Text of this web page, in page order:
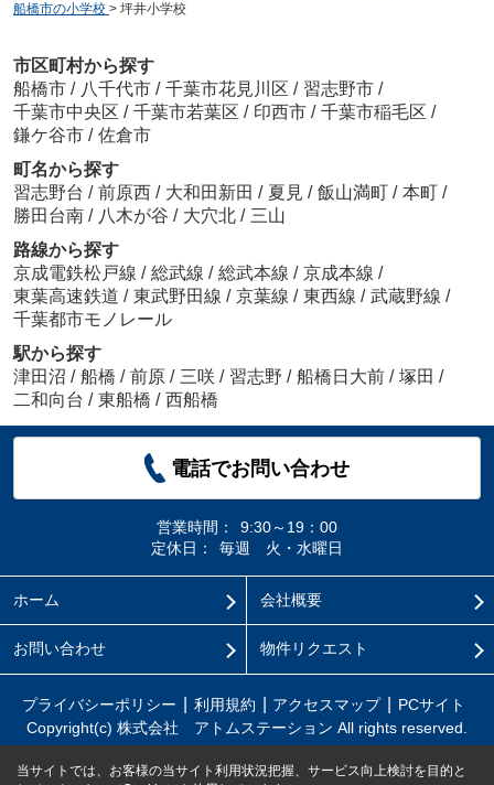
船橋市の小学校 > 坪井小学校
市区町村から探す
船橋市 / 八千代市 / 千葉市花見川区 / 習志野市 /
千葉市中央区 / 千葉市若葉区 / 印西市 / 千葉市稲毛区 /
鎌ケ谷市 / 佐倉市
町名から探す
習志野台 / 前原西 / 大和田新田 / 夏見 / 飯山満町 / 本町 /
勝田台南 / 八木が谷 / 大穴北 / 三山
路線から探す
京成電鉄松戸線 / 総武線 / 総武本線 / 京成本線 /
東葉高速鉄道 / 東武野田線 / 京葉線 / 東西線 / 武蔵野線 /
千葉都市モノレール
駅から探す
津田沼 / 船橋 / 前原 / 三咲 / 習志野 / 船橋日大前 / 塚田 /
二和向台 / 東船橋 / 西船橋
電話でお問い合わせ
営業時間：
9:30～19：00
定休日：
毎週 火・水曜日
ホーム 会社概要
お問い合わせ 物件リクエスト
プライバシーポリシー 利用規約 アクセスマップ
PCサイト
Copyright(c) 株式会社 アトムステーション All rights reserved.
当サイトでは、お客様の当サイト利用状況把握、サービス向上検討を目的と